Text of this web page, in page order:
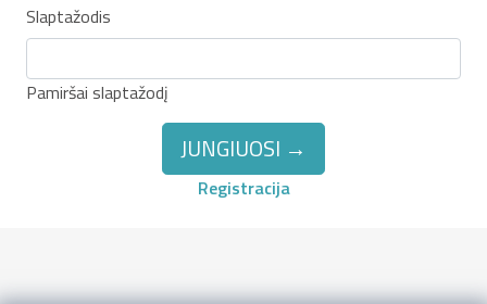
Slaptažodis
Pamiršai slaptažodį
JUNGIUOSI →
Registracija